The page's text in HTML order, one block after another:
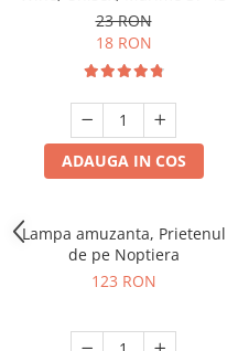
23 RON
18 RON
ADAUGA IN COS
Lampa amuzanta, Prietenul
de pe Noptiera
123 RON